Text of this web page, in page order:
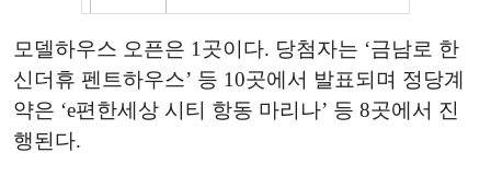
모델하우스 오픈은 1곳이다. 당첨자는 ‘금남로 한
신더휴 펜트하우스’ 등 10곳에서 발표되며 정당계
약은 ‘e편한세상 시티 항동 마리나’ 등 8곳에서 진
행된다.